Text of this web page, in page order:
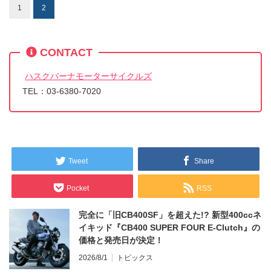
1 2
CONTACT
ハスクバーナモーターサイクルズ
TEL：03-6380-7020
Tweet Share
Pocket RSS
完全に「旧CB400SF」を超えた!? 新型400ccネ
イキッド『CB400 SUPER FOUR E-Clutch』の
価格と発売日が決定！
2026/8/1 トピックス